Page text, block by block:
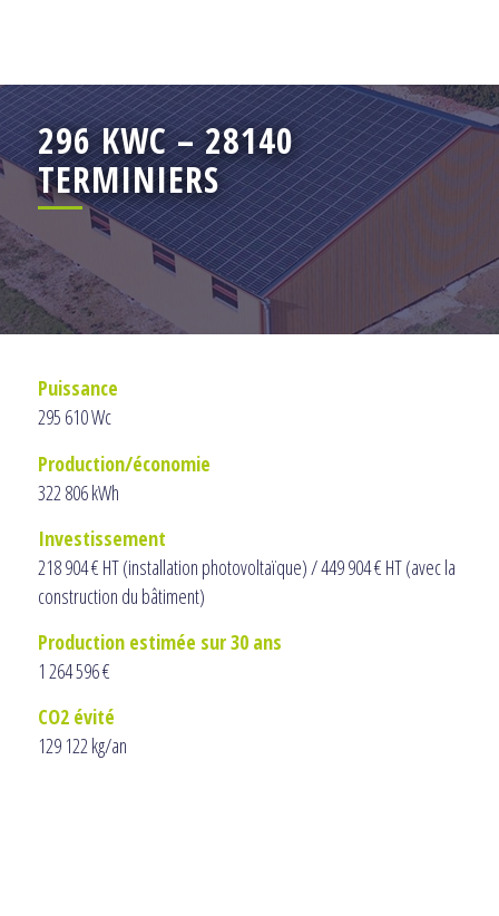
296 KWC – 28140
TERMINIERS
Puissance
295 610 Wc
Production/économie
322 806 kWh
Investissement
218 904 € HT (installation photovoltaïque) / 449 904 € HT (avec la
construction du bâtiment)
Production estimée sur 30 ans
1 264 596 €
CO2 évité
129 122 kg/an